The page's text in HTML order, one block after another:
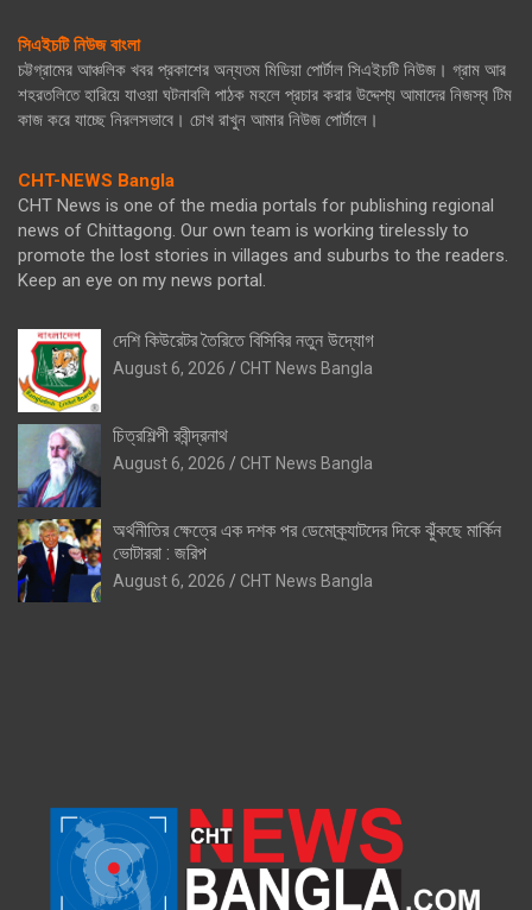
সিএইচটি নিউজ বাংলা
চট্টগ্রামের আঞ্চলিক খবর প্রকাশের অন্যতম মিডিয়া পোর্টাল সিএইচটি নিউজ। গ্রাম আর
শহরতলিতে হারিয়ে যাওয়া ঘটনাবলি পাঠক মহলে প্রচার করার উদ্দেশ্য আমাদের নিজস্ব টিম
কাজ করে যাচ্ছে নিরলসভাবে। চোখ রাখুন আমার নিউজ পোর্টালে।
CHT-NEWS Bangla
CHT News is one of the media portals for publishing regional
news of Chittagong. Our own team is working tirelessly to
promote the lost stories in villages and suburbs to the readers.
Keep an eye on my news portal.
দেশি কিউরেটর তৈরিতে বিসিবির নতুন উদ্যোগ
August 6, 2026 CHT News Bangla
চিত্রশিল্পী রবীন্দ্রনাথ
August 6, 2026 CHT News Bangla
অর্থনীতির ক্ষেত্রে এক দশক পর ডেমোক্র্যাটদের দিকে ঝুঁকছে মার্কিন
ভোটাররা : জরিপ
August 6, 2026 CHT News Bangla